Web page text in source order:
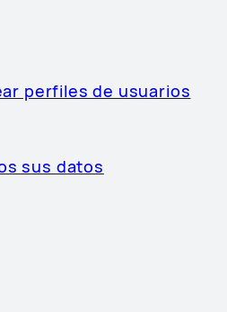
perfiles de usuarios
sus datos